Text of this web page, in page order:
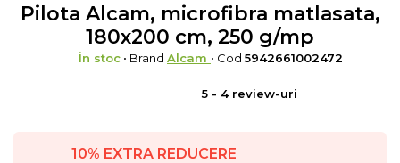
Pilota Alcam, microfibra matlasata,
180x200 cm, 250 g/mp
În stoc • Brand Alcam • Cod5942661002472
5- 4review-uri
10% EXTRA REDUCERE